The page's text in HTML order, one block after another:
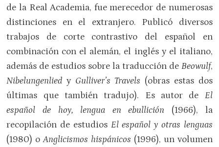
de la Real Academia, fue merecedor de numerosas
distinciones en el extranjero. Publicó diversos
trabajos de corte contrastivo del español en
combinación con el alemán, el inglés y el italiano,
además de estudios sobre la traducción de Beowulf,
Nibelungenliedy Gulliver’s Travels (obras estas dos
últimas que también tradujo). Es autor de El
español de hoy, lengua en ebullición (1966), la
recopilación de estudios El español y otras lenguas
(1980) oAnglicismos hispánicos (1996), un volumen